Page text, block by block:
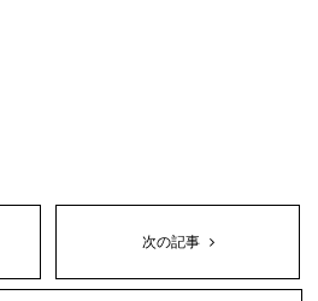
次の記事